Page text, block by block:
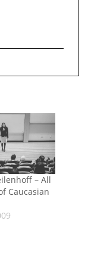
– All
Caucasian